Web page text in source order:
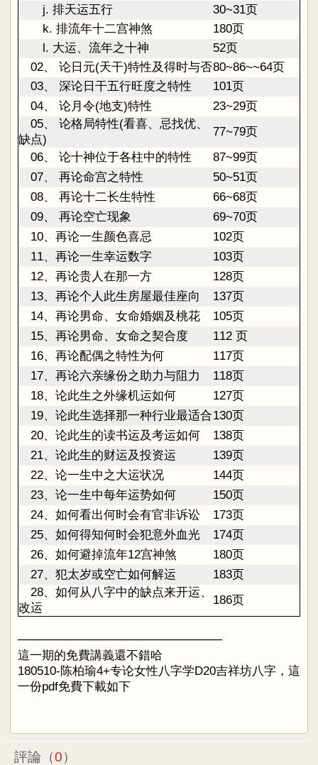
j. 排天运五行
30~31页
k. 排流年十二宫神煞
180页
l. 大运、流年之十神
52页
02、 论日元(天干)特性及得时与否80~86~~64页
03、 深论日干五行旺度之特性
101页
04、 论月令(地支)特性
23~29页
05、 论格局特性(看喜、忌找优、
缺点)
77~79页
06、 论十神位于各柱中的特性
87~99页
07、 再论命宫之特性
50~51页
08、 再论十二长生特性
66~68页
09、 再论空亡现象
69~70页
10、再论一生颜色喜忌
102页
11、 再论一生幸运数字
103页
12、再论贵人在那一方
128页
13、 再论个人此生房屋最佳座向
137页
14、再论男命、女命婚姻及桃花
105页
15、 再论男命、女命之契合度
112 页
16、再论配偶之特性为何
117页
17、 再论六亲缘份之助力与阻力
118页
18、论此生之外缘机运如何
127页
19、 论此生选择那一种行业最适合130页
20、论此生的读书运及考运如何
138页
21、 论此生的财运及投资运
139页
22、论一生中之大运状况
144页
23、 论一生中每年运势如何
150页
24、如何看出何时会有官非诉讼
173页
25、 如何得知何时会犯意外血光
174页
26、如何避掉流年12宫神煞
180页
27、 犯太岁或空亡如何解运
183页
28、如何从八字中的缺点来开运、
改运
186页
────────────────────────
這一期的免費講義還不錯哈
180510-陈柏瑜4+专论女性八字学D20吉祥坊八字，這
一份pdf免費下載如下
評論（0）